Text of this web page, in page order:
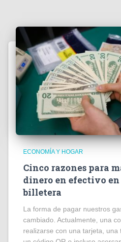
ECONOMÍA Y HOGAR
Cinco razones para
dinero en efectivo
billetera
La forma de pagar nuestros
cambiado. Actualmente, una
realizarse con una tarjeta, una